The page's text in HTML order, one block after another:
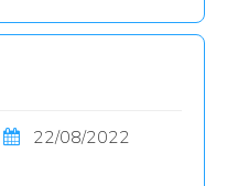
22/08/2022